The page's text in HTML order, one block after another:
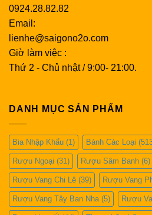
Cremant de Limoux được cho là
và một giá trị siêu lớn .
Rượu vang ngọt
đến 100 năm.
Các khu vực rượu vang
Roussillon
Trong những năm 1970,
tội sản xuất quá nhiều rượu bình
cũ ở Grenache bị phá bỏ và
0924.28.82.82
Email:
lienhe@saigono2o.com
Giờ làm việc :
Thứ 2 - Chủ nhật / 9:00- 21:00.
DANH MỤC SẢN PHẨM
Bia Nhập Khẩu (1) Bánh Các Loại
Rượu Ngoại (31) Rượu Sâm Banh (6)
Rượu Vang Chi Lê (39) Rượu Vang
Rượu Vang Tây Ban Nha (5) Rượu